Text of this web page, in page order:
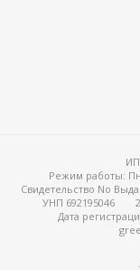
Режим работы:
Свидетельство No
УНП 692195046
Дата